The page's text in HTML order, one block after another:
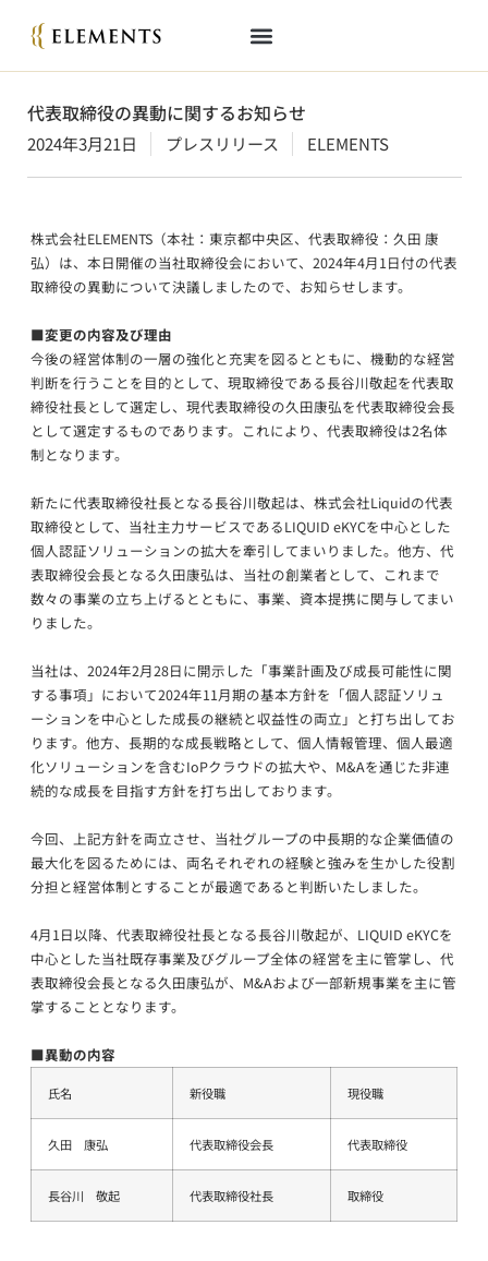
代表取締役の異動に関するお知らせ
2024年3月21日 プレスリリース ELEMENTS
株式会社ELEMENTS（本社：東京都中央区、代表取締役：久田 康
弘）は、本日開催の当社取締役会において、2024年4月1日付の代表
取締役の異動について決議しましたので、お知らせします。
■変更の内容及び理由
今後の経営体制の一層の強化と充実を図るとともに、機動的な経営
判断を行うことを目的として、現取締役である長谷川敬起を代表取
締役社長として選定し、現代表取締役の久田康弘を代表取締役会長
として選定するものであります。これにより、代表取締役は2名体
制となります。
新たに代表取締役社長となる長谷川敬起は、株式会社Liquidの代表
取締役として、当社主力サービスであるLIQUID eKYCを中心とした
個人認証ソリューションの拡大を牽引してまいりました。他方、代
表取締役会長となる久田康弘は、当社の創業者として、これまで
数々の事業の立ち上げるとともに、事業、資本提携に関与してまい
りました。
当社は、2024年2月28日に開示した「事業計画及び成長可能性に関
する事項」において2024年11月期の基本方針を「個人認証ソリュ
ーションを中心とした成長の継続と収益性の両立」と打ち出してお
ります。他方、長期的な成長戦略として、個人情報管理、個人最適
化ソリューションを含むIoPクラウドの拡大や、M&Aを通じた非連
続的な成長を目指す方針を打ち出しております。
今回、上記方針を両立させ、当社グループの中長期的な企業価値の
最大化を図るためには、両名それぞれの経験と強みを生かした役割
分担と経営体制とすることが最適であると判断いたしました。
4月1日以降、代表取締役社長となる長谷川敬起が、LIQUID eKYCを
中心とした当社既存事業及びグループ全体の経営を主に管掌し、代
表取締役会長となる久田康弘が、M&Aおよび一部新規事業を主に管
掌することとなります。
■異動の内容
氏名 新役職 現役職
久田 康弘 代表取締役会長 代表取締役
長谷川 敬起 代表取締役社長 取締役